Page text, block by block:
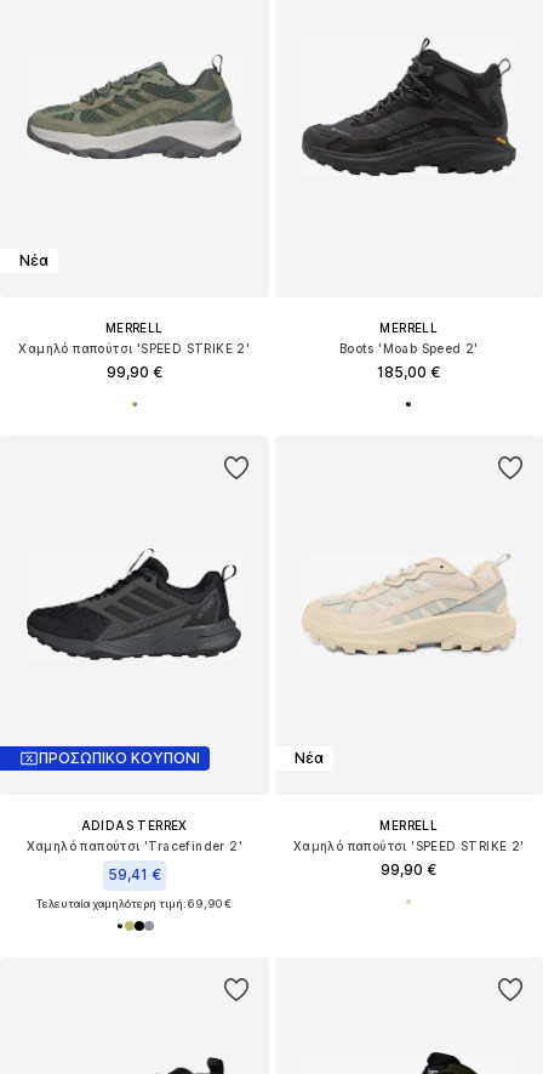
Νέα
MERRELL
Χαμηλό παπούτσι 'SPEED STRIKE 2'
99,90 €
MERRELL
Boots 'Moab Speed 2'
185,00 €
ΠΡΟΣΩΠΙΚΟ ΚΟΥΠΟΝΙ
ADIDAS TERREX
Χαμηλό παπούτσι 'Tracefinder 2'
59,41 €
Τελευταία χαμηλότερη τιμή:69,90 €
Νέα
MERRELL
Χαμηλό παπούτσι 'SPEED STRIKE 2'
99,90 €